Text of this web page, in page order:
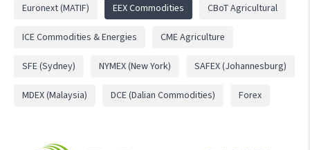
überspringen
Euronext (MATIF) EEX Commodities CBoT Agricultural
ICE Commodities & Energies CME Agriculture
SFE (Sydney) NYMEX (New York) SAFEX (Johannesburg)
MDEX (Malaysia) DCE (Dalian Commodities) Forex